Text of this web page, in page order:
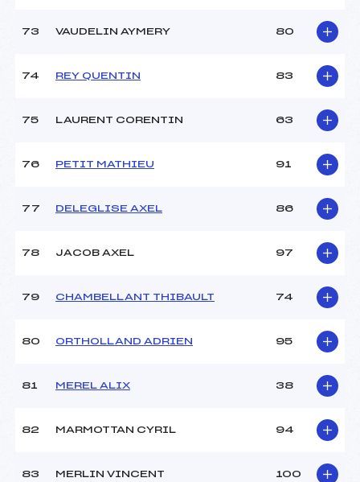
73 VAUDELIN AYMERY 80
74 REY QUENTIN 83
75 LAURENT CORENTIN 63
76 PETIT MATHIEU 91
77 DELEGLISE AXEL 86
78 JACOB AXEL 97
79 CHAMBELLANT THIBAULT 74
80 ORTHOLLAND ADRIEN 95
81 MEREL ALIX 38
82 MARMOTTAN CYRIL 94
83 MERLIN VINCENT 100